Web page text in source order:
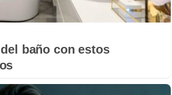
baño con estos